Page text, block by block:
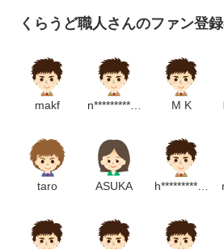
https://onl.tw/AFfM4Q2
https://onl.tw/7YYkv1S
★手描き線画ガーリー素材
★かわいい動物素材
https://onl.tw/UCXvXZU
す！
くらうど職人さんのファン登
makf n********************p M K
taro ASUKA h********************m